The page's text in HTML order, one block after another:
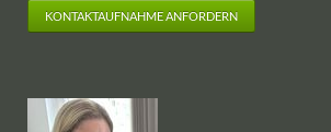
KONTAKTAUFNAHME ANFORDERN